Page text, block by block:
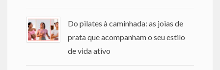
Do pilates à caminhada: as joias de
prata que acompanham o seu estilo
de vida ativo